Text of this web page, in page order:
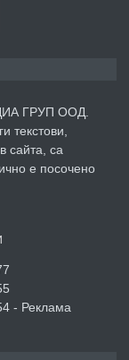
преди 5 дни
Хасково кв.
ГРУП ООД.
текстови,
сайта, са
е посочено
- Реклама